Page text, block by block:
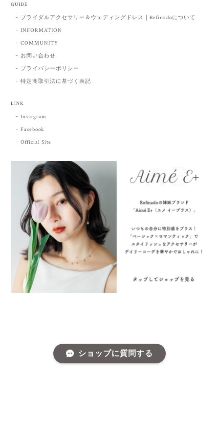
GUIDE
ブライダルアクセサリー＆ウェディングドレス｜Refinadoについて
INFORMATION
COMMUNITY
お問い合わせ
プライバシーポリシー
特定商取引法に基づく表記
LINK
Instagram
Facebook
Official Site
ショップに質問する